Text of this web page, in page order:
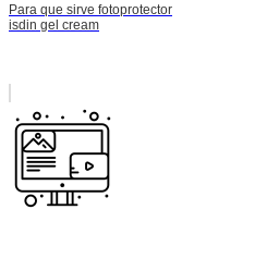
Para que sirve fotoprotector
isdin gel cream